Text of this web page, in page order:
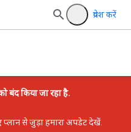
प्रवेश करें
बंद किया जा रहा है.
से जुड़ा हमारा अपडेटदेखें.